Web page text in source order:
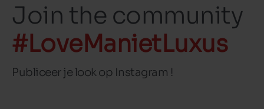
Join the community
#LoveManietLuxus
Publiceer je look op Instagram !